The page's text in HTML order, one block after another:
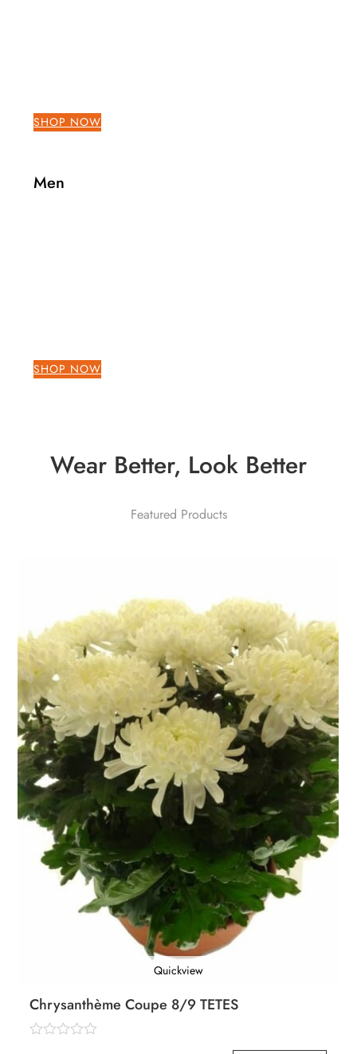
SHOP NOW
Men
SHOP NOW
Wear Better, Look Better
Featured Products
Quickview
Chrysanthème Coupe 8/9 TETES